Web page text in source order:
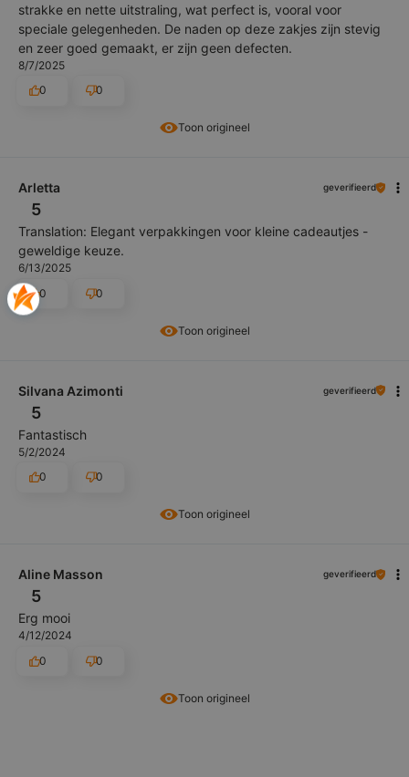
Toon origineel
strakke en nette uitstraling, wat perfect is, vooral voor
speciale gelegenheden. De naden op deze zakjes zijn stevig
en zeer goed gemaakt, er zijn geen defecten.
8/7/2025
0
0
Toon origineel
Arletta geverifieerd
5
Translation: Elegant verpakkingen voor kleine cadeautjes -
geweldige keuze.
6/13/2025
0
0
Toon origineel
Silvana Azimonti geverifieerd
5
Fantastisch
5/2/2024
0
0
Toon origineel
Aline Masson geverifieerd
5
Erg mooi
4/12/2024
0
0